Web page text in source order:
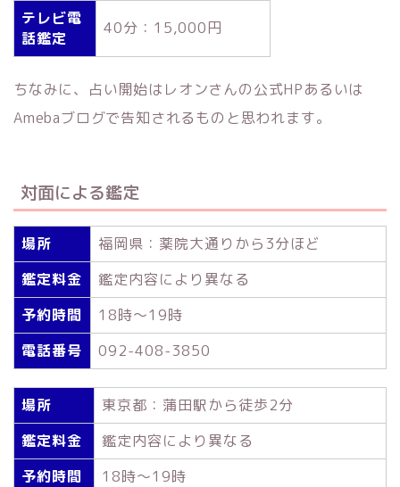
テレビ電
話鑑定
40分：15,000円
ちなみに、占い開始はレオンさんの公式HPあるいは
Amebaブログで告知されるものと思われます。
対面による鑑定
場所
福岡県：薬院大通りから3分ほど
鑑定料金
鑑定内容により異なる
予約時間
18時～19時
電話番号
092-408-3850
場所
東京都：蒲田駅から徒歩2分
鑑定料金
鑑定内容により異なる
予約時間
18時～19時